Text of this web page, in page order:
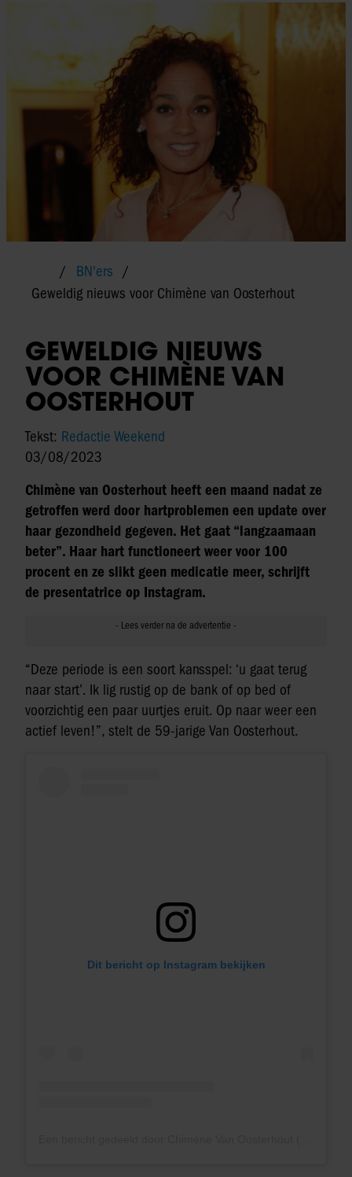
BN'ers
Geweldig nieuws voor Chimène van Oosterhout
GEWELDIG NIEUWS
VOOR CHIMÈNE VAN
OOSTERHOUT
Tekst: Redactie Weekend
03/08/2023
Chimène van Oosterhout heeft een maand nadat ze
getroffen werd door hartproblemen een update over
haar gezondheid gegeven. Het gaat “langzaamaan
beter”. Haar hart functioneert weer voor 100
procent en ze slikt geen medicatie meer, schrijft
de presentatrice op Instagram.
“Deze periode is een soort kansspel: ‘u gaat terug
naar start’. Ik lig rustig op de bank of op bed of
voorzichtig een paar uurtjes eruit. Op naar weer een
actief leven!”, stelt de 59-jarige Van Oosterhout.
Dit bericht op Instagram bekijken